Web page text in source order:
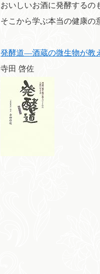
おいしいお酒に発酵するの
そこから学ぶ本当の健康の
発酵道―酒蔵の微生物が教
寺田 啓佐